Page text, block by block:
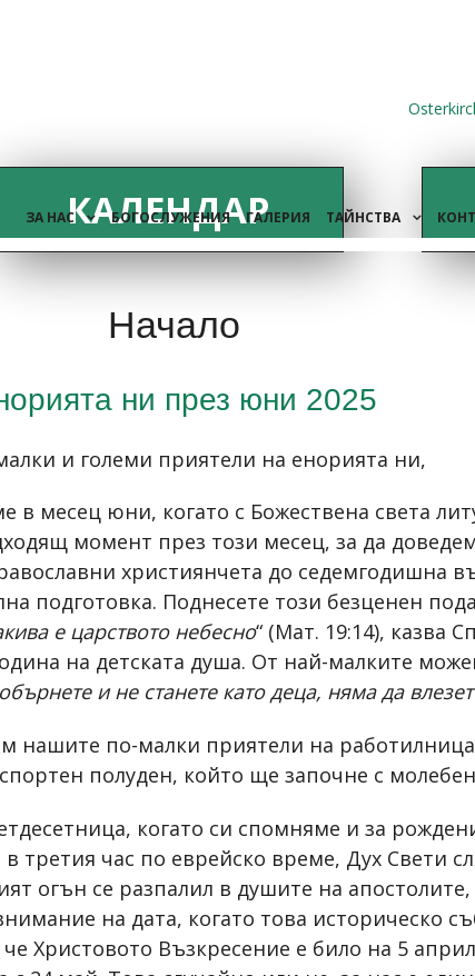
ЗА НАС БОГОСЛУЖЕНИЯ ГАЛЕРИЯ ТАЙНСТВА
КАЛЕНДАР
Начало
ни през юни 2025
и големи приятели на енорията ни,
в месец юни, когато с Божествена света
момент през този месец, за да
християнчета до седемгодишна
подготовка. Поднесете този безценен
е царството небесно“ (Мат. 19:14), казва
на детската душа. От най-малките
и не станете като деца, няма да
нашите по-малки приятели на
полуден, който ще започне с
когато си спомняме и за
третия час по еврейско време, Дух Свети
огън се разпалил в душите на
на дата, когато това историческо
Христовото Възкресение е било на 5